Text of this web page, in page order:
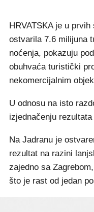
HRVATSKA je u
ostvarila 7.6 milijuna
noćenja, pokazuju
obuhvaća turistički
nekomercijalnim
U odnosu na isto
izjednačenju
Na Jadranu je
rezultat na razini
zajedno sa
što je rast od jedan